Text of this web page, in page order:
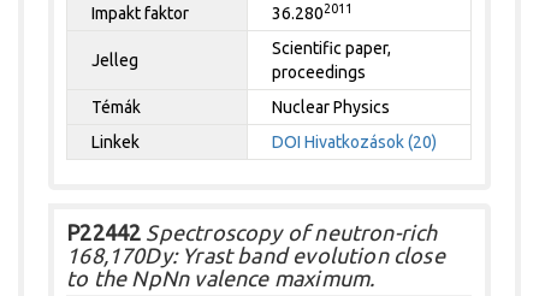
Impakt faktor
36.2802011
Jelleg
Scientific paper,
proceedings
Témák
Nuclear Physics
Linkek
DOI Hivatkozások (20)
P22442 Spectroscopy of neutron-rich
168,170Dy: Yrast band evolution close
to the NpNn valence maximum.